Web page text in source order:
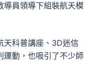
導員領導下組裝航天模
天科普講座、3D迷信
運動，也吸引了不少師